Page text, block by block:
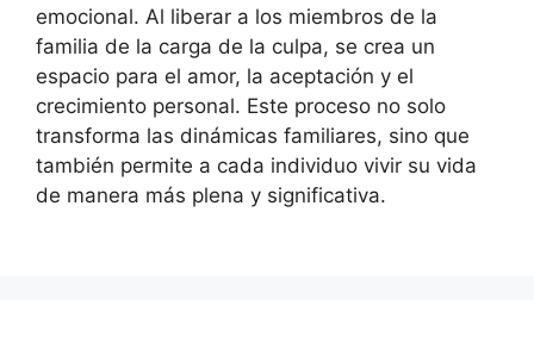
emocional. Al liberar a los miembros de la
familia de la carga de la culpa, se crea un
espacio para el amor, la aceptación y el
crecimiento personal. Este proceso no solo
transforma las dinámicas familiares, sino que
también permite a cada individuo vivir su vida
de manera más plena y significativa.